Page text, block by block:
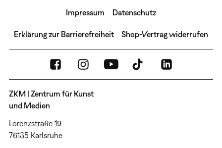
Impressum Datenschutz
Erklärung zur Barrierefreiheit Shop-Vertrag widerrufen
ZKM | Zentrum für Kunst
und Medien
Lorenzstraße 19
76135 Karlsruhe